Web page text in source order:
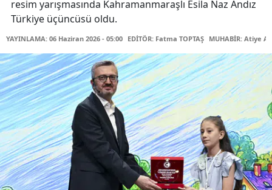
resim yarışmasında Kahramanmaraşlı Esila Naz Andız
Türkiye üçüncüsü oldu.
YAYINLAMA: 06 Haziran 2026 - 05:00 EDİTÖR: Fatma TOPTAŞ MUHABİR: Atiye